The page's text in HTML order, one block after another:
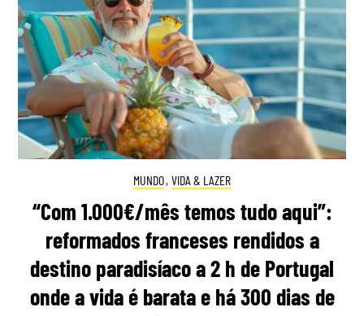
MUNDO, VIDA & LAZER
“Com 1.000€/mês temos tudo aqui”:
reformados franceses rendidos a
destino paradisíaco a 2 h de Portugal
onde a vida é barata e há 300 dias de